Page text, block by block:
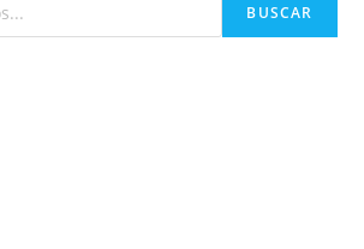
BUSCAR